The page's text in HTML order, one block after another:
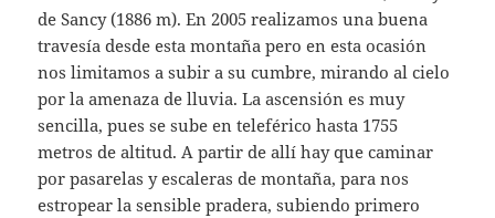
de Sancy (1886 m). En 2005 realizamos una buena
travesía desde esta montaña pero en esta ocasión
nos limitamos a subir a su cumbre, mirando al cielo
por la amenaza de lluvia. La ascensión es muy
sencilla, pues se sube en teleférico hasta 1755
metros de altitud. A partir de allí hay que caminar
por pasarelas y escaleras de montaña, para nos
estropear la sensible pradera, subiendo primero